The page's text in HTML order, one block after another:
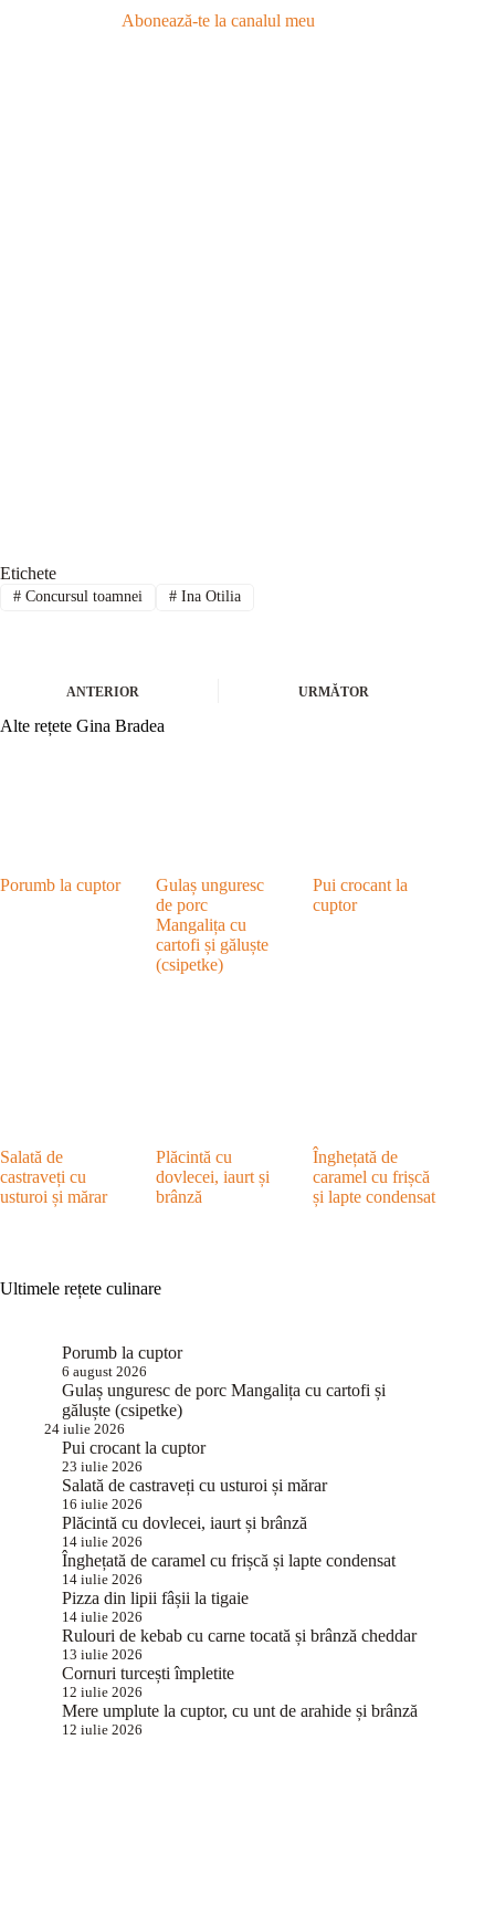
Abonează-te la canalul meu
Etichete
#Concursul toamnei #Ina Otilia
ANTERIOR URMĂTOR
Alte rețete Gina Bradea
Porumb la cuptor
Gulaș unguresc
de porc
Mangalița cu
cartofi și găluște
(csipetke)
Pui crocant la
cuptor
Salată de
castraveți cu
usturoi și mărar
Plăcintă cu
dovlecei, iaurt și
brânză
Înghețată de
caramel cu frișcă
și lapte condensat
Ultimele rețete culinare
Porumb la cuptor
6 august 2026
Gulaș unguresc de porc Mangalița cu cartofi și
găluște (csipetke)
24 iulie 2026
Pui crocant la cuptor
23 iulie 2026
Salată de castraveți cu usturoi și mărar
16 iulie 2026
Plăcintă cu dovlecei, iaurt și brânză
14 iulie 2026
Înghețată de caramel cu frișcă și lapte condensat
14 iulie 2026
Pizza din lipii fâșii la tigaie
14 iulie 2026
Rulouri de kebab cu carne tocată și brânză cheddar
13 iulie 2026
Cornuri turcești împletite
12 iulie 2026
Mere umplute la cuptor, cu unt de arahide și brânză
12 iulie 2026